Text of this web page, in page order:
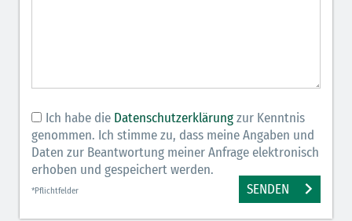
Ich habe die Datenschutzerklärungzur Kenntnis
genommen. Ich stimme zu, dass meine Angaben und
Daten zur Beantwortung meiner Anfrage elektronisch
erhoben und gespeichert werden.
*Pflichtfelder SENDEN